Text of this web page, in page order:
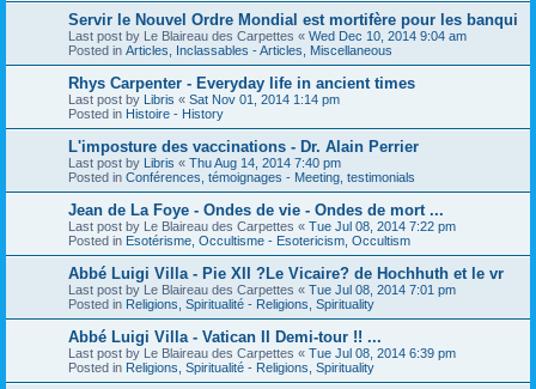
Servir le Nouvel Ordre Mondial est mortifère pour les banqui
Last post by Le Blaireau des Carpettes « Wed Dec 10, 2014 9:04 am
Posted in Articles, Inclassables - Articles, Miscellaneous
Rhys Carpenter - Everyday life in ancient times
Last post by Libris « Sat Nov 01, 2014 1:14 pm
Posted in Histoire - History
L'imposture des vaccinations - Dr. Alain Perrier
Last post by Libris « Thu Aug 14, 2014 7:40 pm
Posted in Conférences, témoignages - Meeting, testimonials
Jean de La Foye - Ondes de vie - Ondes de mort ...
Last post by Le Blaireau des Carpettes « Tue Jul 08, 2014 7:22 pm
Posted in Esotérisme, Occultisme - Esotericism, Occultism
Abbé Luigi Villa - Pie XII ?Le Vicaire? de Hochhuth et le vr
Last post by Le Blaireau des Carpettes « Tue Jul 08, 2014 7:01 pm
Posted in Religions, Spiritualité - Religions, Spirituality
Abbé Luigi Villa - Vatican II Demi-tour !! ...
Last post by Le Blaireau des Carpettes « Tue Jul 08, 2014 6:39 pm
Posted in Religions, Spiritualité - Religions, Spirituality